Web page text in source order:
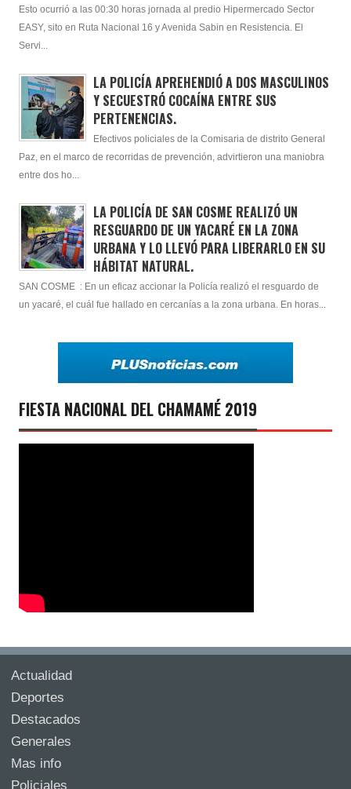
Esto ocurrió a las 00:30 horas jornada al predio Hipermercado Sector
EASY, sito en Ruta Nacional 16 y Avenida Sabin en Resistencia. El
Servi...
LA POLICÍA APREHENDIÓ A DOS MASCULINOS
Y SECUESTRÓ COCAÍNA ENTRE SUS
PERTENENCIAS.
Efectivos policiales de la Comisaria de distrito General
Paz, en el marco de recorridas de prevención, advirtieron una maniobra
entre dos ho...
LA POLICÍA DE SAN COSME REALIZÓ UN
RESGUARDO DE UN YACARÉ EN LA ZONA
URBANA Y LO LLEVÓ PARA LIBERARLO EN SU
HÁBITAT NATURAL.
SAN COSME : En un eficaz accionar la Policía realizó el resguardo de
un yacaré, el cuál fue hallado en cercanías a la zona urbana. En horas...
FIESTA NACIONAL DEL CHAMAMÉ 2019
Actualidad
Deportes
Destacados
Generales
Mas info
Policiales